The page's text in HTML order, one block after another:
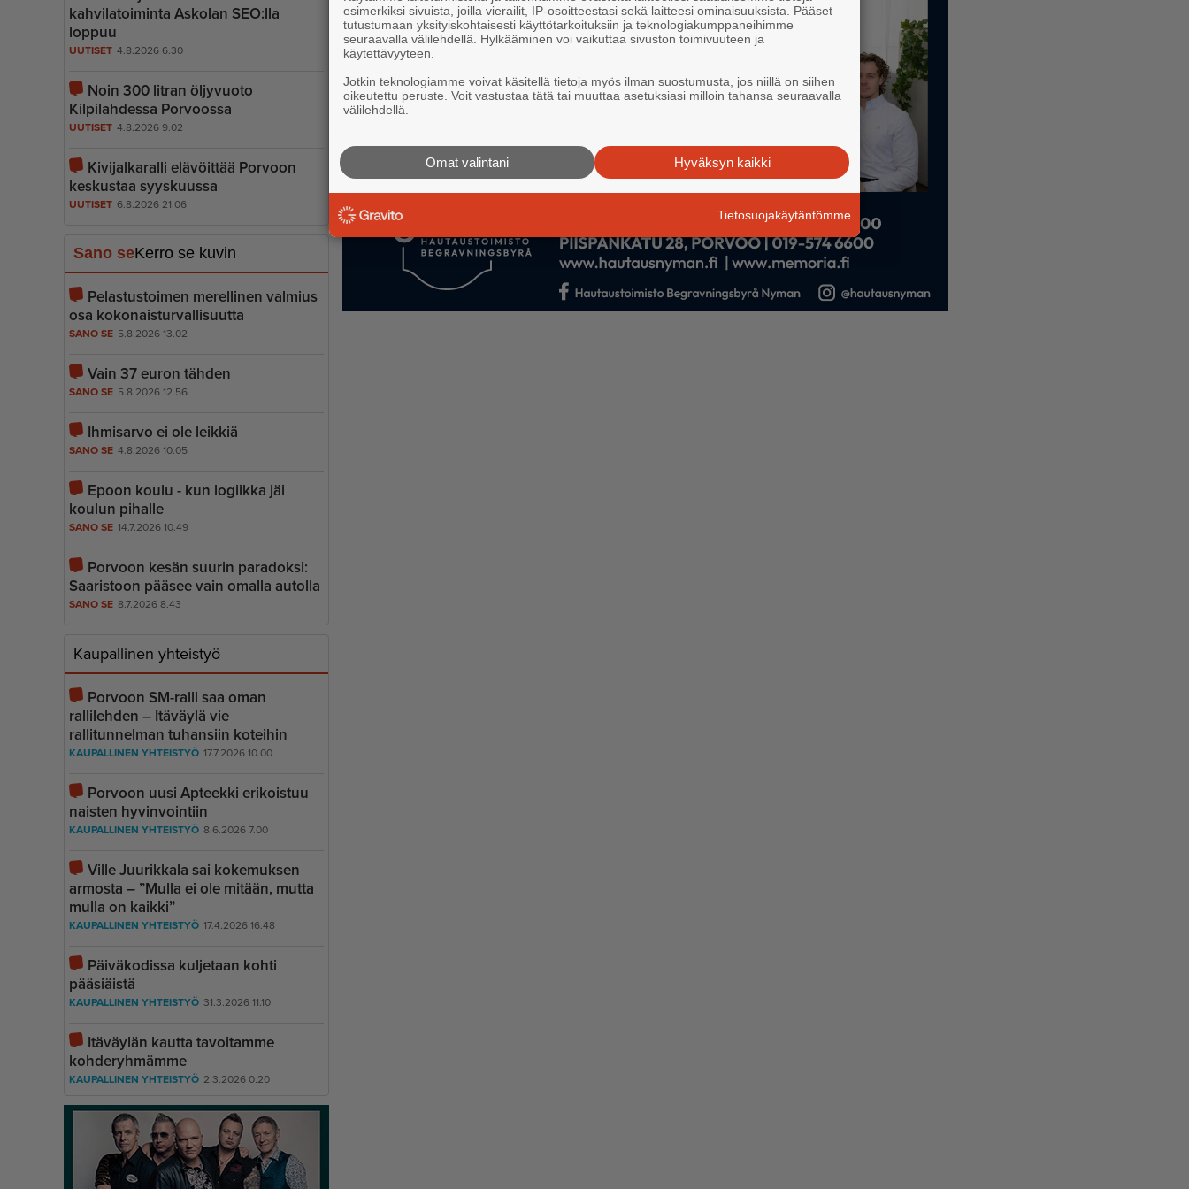
kahvilatoiminta Askolan SEO:lla
loppuu
UUTISET 4.8.2026 6.30
Noin 300 litran öljyvuoto
Kilpilahdessa Porvoossa
UUTISET 4.8.2026 9.02
Kivijalkaralli elävöittää Porvoon
keskustaa syyskuussa
UUTISET 6.8.2026 21.06
Sano seKerro se kuvin
Pelastustoimen merellinen valmius
osa kokonais­tur­val­li­suutta
SANO SE 5.8.2026 13.02
Vain 37 euron tähden
SANO SE 5.8.2026 12.56
Ihmisarvo ei ole leikkiä
SANO SE 4.8.2026 10.05
Epoon koulu - kun logiikka jäi
koulun pihalle
SANO SE 14.7.2026 10.49
Porvoon kesän suurin paradoksi:
Saaristoon pääsee vain omalla autolla
SANO SE 8.7.2026 8.43
Kaupallinen yhteistyö
Porvoon SM-ralli saa oman
rallilehden – Itäväylä vie
rallitunnelman tuhansiin koteihin
KAUPALLINEN YHTEISTYÖ 17.7.2026 10.00
Porvoon uusi Apteekki erikoistuu
naisten hyvinvointiin
KAUPALLINEN YHTEISTYÖ 8.6.2026 7.00
Ville Juurikkala sai kokemuksen
armosta – ”Mulla ei ole mitään, mutta
mulla on kaikki”
KAUPALLINEN YHTEISTYÖ 17.4.2026 16.48
Päiväkodissa kuljetaan kohti
pääsiäistä
KAUPALLINEN YHTEISTYÖ 31.3.2026 11.10
Itäväylän kautta tavoitamme
kohderyhmämme
KAUPALLINEN YHTEISTYÖ 2.3.2026 0.20
esimerkiksi sivuista, joilla vierailit, IP-osoitteestasi sekä laitteesi ominaisuuksista. Pääset
tutustumaan yksityiskohtaisesti käyttötarkoituksiin ja teknologiakumppaneihimme
seuraavalla välilehdellä. Hylkääminen voi vaikuttaa sivuston toimivuuteen ja
käytettävyyteen.
Jotkin teknologiamme voivat käsitellä tietoja myös ilman suostumusta, jos niillä on siihen
oikeutettu peruste. Voit vastustaa tätä tai muuttaa asetuksiasi milloin tahansa seuraavalla
välilehdellä.
Hyväksyn kaikki
Omat valintani
Tietosuojakäytäntömme